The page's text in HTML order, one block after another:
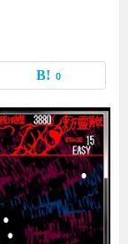
0